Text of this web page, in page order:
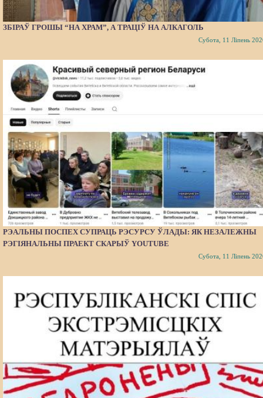
ЗБІРАЎ ГРОШЫ “НА ХРАМ”, А ТРАЦІЎ НА АЛКАГОЛЬ
Субота, 11 Ліпень
РЭАЛЬНЫ ПОСПЕХ СУПРАЦЬ РЭСУРСУ ЎЛАДЫ: ЯК НЕЗАЛЕЖНЫ
РЭГІЯНАЛЬНЫ ПРАЕКТ СКАРЫЎ YOUTUBE
Субота, 11 Ліпень